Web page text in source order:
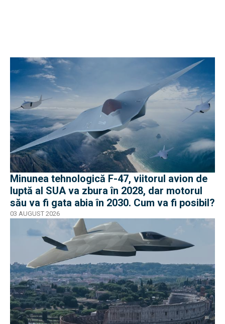
Minunea tehnologică F-47, viitorul avion de
luptă al SUA va zbura în 2028, dar motorul
său va fi gata abia în 2030. Cum va fi posibil?
03 AUGUST 2026